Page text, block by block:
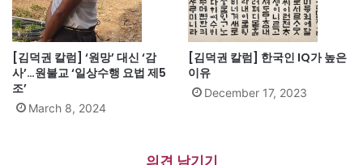
[김덕권 칼럼] ‘원망’ 대신 ‘감
사’…원불교 ‘일상수행 요법 제5
조’
March 8, 2024
[김덕권 칼럼] 한국인 IQ가 높은
이유
December 17, 2023
의견 남기기